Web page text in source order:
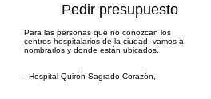
Pedir presupuesto
Para las personas que no conozcan los
centros hospitalarios de la ciudad, vamos a
nombrarlos y donde están ubicados.
- Hospital Quirón Sagrado Corazón,